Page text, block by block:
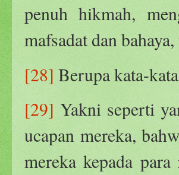
penuh hikmah,
mafsadat dan
[28] Berupa kata-
[29] Yakni seperti
ucapan mereka,
mereka kepada